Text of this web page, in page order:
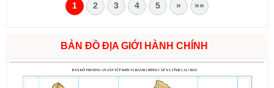
1 2 3 4 5 » »»
BẢN ĐỒ ĐỊA GIỚI HÀNH CHÍNH